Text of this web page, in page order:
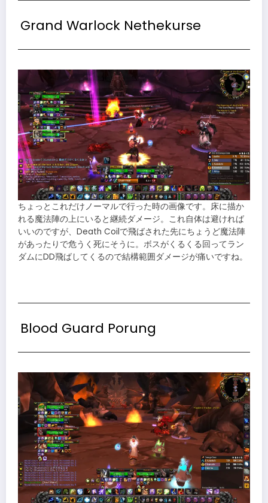
Grand Warlock Nethekurse
ちょっとこれだけノーマルで行った時の画像です。床に描か
れる魔法陣の上にいると継続ダメージ。これ自体は避ければ
いいのですが、Death Coilで飛ばされた先にちょうど魔法陣
があったりで危うく死にそうに。ボスがくるくる回ってラン
ダムにDD飛ばしてくるので結構範囲ダメージが痛いですね。
Blood Guard Porung